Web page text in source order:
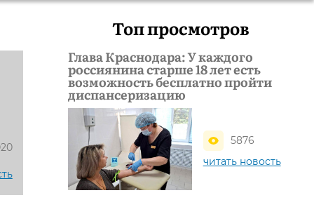
Топ просмотров
Глава Краснодара: У каждого
россиянина старше 18 лет есть
возможность бесплатно пройти
диспансеризацию
5876
читать новость